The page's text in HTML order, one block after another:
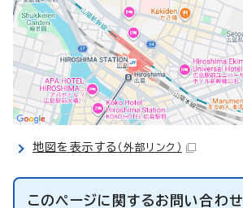
地図を表示する （外部リンク）
このページに関するお問い合わせ